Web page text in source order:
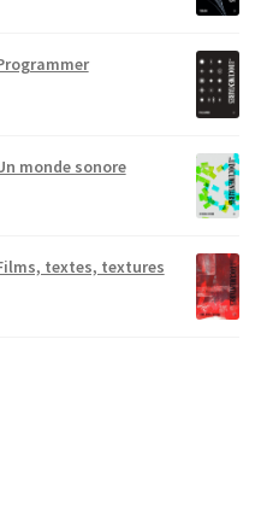
monde sonore
textes, textures